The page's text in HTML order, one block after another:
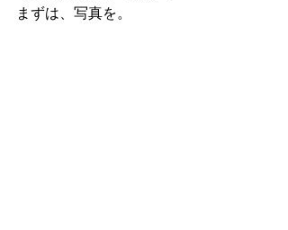
まずは、写真を。